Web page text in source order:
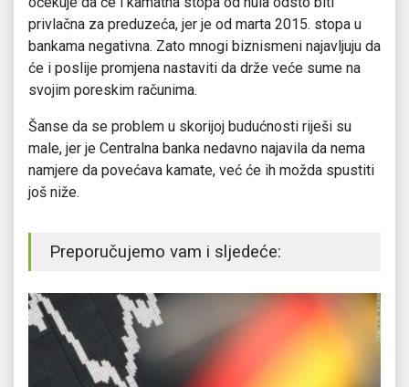
privlačna za preduzeća, jer je od marta 2015. stopa u
bankama negativna. Zato mnogi biznismeni najavljuju da
će i poslije promjena nastaviti da drže veće sume na
svojim poreskim računima.
Šanse da se problem u skorijoj budućnosti riješi su
male, jer je Centralna banka nedavno najavila da nema
namjere da povećava kamate, već će ih možda spustiti
još niže.
Preporučujemo vam i sljedeće: